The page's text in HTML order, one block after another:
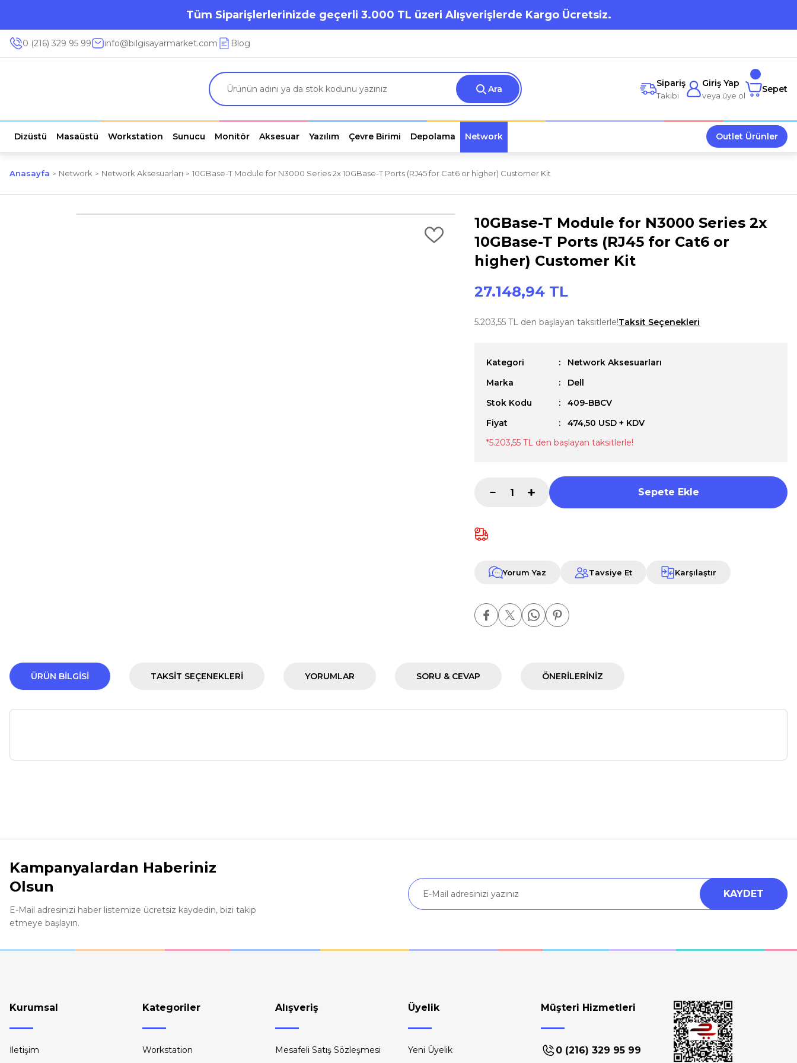
Tüm Siparişlerlerinizde geçerli 3.000 TL üzeri Alışverişlerde Kargo Ücretsiz.
0 (216) 329 95 99 info@bilgisayarmarket.com Blog
Ara
Sipariş
Takibi
Giriş Yap
veya üye ol
Sepet
Dizüstü Masaüstü Workstation Sunucu Monitör Aksesuar Yazılım Çevre Birimi Depolama Network Outlet Ürünler
Anasayfa Network Network Aksesuarları 10GBase-T Module for N3000 Series 2x 10GBase-T Ports (RJ45 for Cat6 or higher) Customer Kit
10GBase-T Module for N3000 Series 2x
10GBase-T Ports (RJ45 for Cat6 or
higher) Customer Kit
27.148,94 TL
5.203,55 TL den başlayan taksitlerle!Taksit Seçenekleri
Kategori
Network Aksesuarları
Marka
Dell
Stok Kodu
409-BBCV
Fiyat
474,50 USD + KDV
*5.203,55 TL den başlayan taksitlerle!
Sepete Ekle
Yorum Yaz Tavsiye Et Karşılaştır
ÜRÜN BILGISI TAKSIT SEÇENEKLERI YORUMLAR SORU & CEVAP ÖNERILERINIZ
Yorum Yaz
Soru Sor
Ürün bilgilerinde hatalar bulunuyor.
Ürün fiyatı diğer sitelerden daha pahalı.
Kampanyalardan Haberiniz
Olsun
E-Mail adresinizi haber listemize ücretsiz kaydedin, bizi takip
etmeye başlayın.
KAYDET
Kurumsal
İletişim
Kategoriler
Workstation
Alışveriş
Mesafeli Satış Sözleşmesi
Üyelik
Yeni Üyelik
Müşteri Hizmetleri
0 (216) 329 95 99